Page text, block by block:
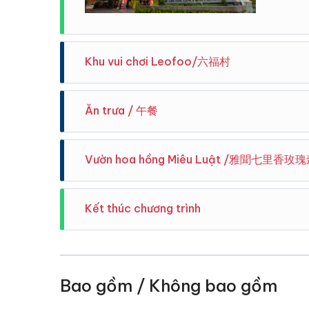
Khu vui chơi Leofoo/六福村
Được
lịch
nhất
thú
-Vườn
-Công
Ăn trưa / 午餐
Vườn hoa hồng Miêu Luật /雅聞七里香玫瑰
Kết thúc chương trình
trong tour gần nhất. Kính chúc sức khoẻ .
Bao gồm / Không bao gồm